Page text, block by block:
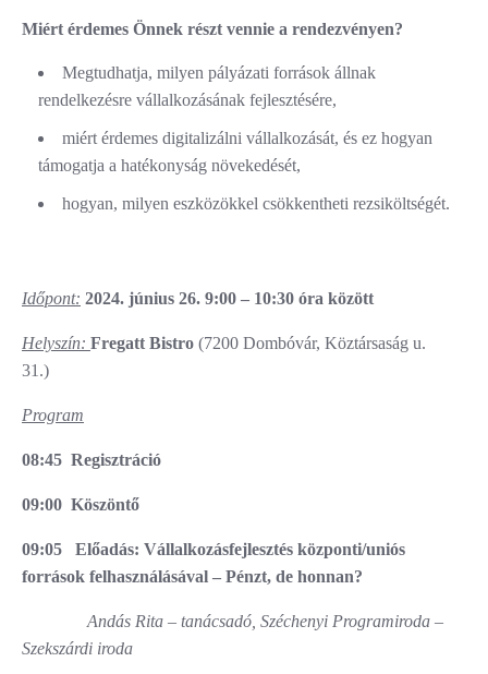
Miért érdemes Önnek részt vennie a rendezvényen?
Megtudhatja, milyen pályázati források állnak
rendelkezésre vállalkozásának fejlesztésére,
miért érdemes digitalizálni vállalkozását, és ez hogyan
támogatja a hatékonyság növekedését,
hogyan, milyen eszközökkel csökkentheti rezsiköltségét.
Időpont: 2024. június 26. 9:00 – 10:30 óra között
Helyszín: Fregatt Bistro (7200 Dombóvár, Köztársaság u.
31.)
Program
08:45 Regisztráció
09:00 Köszöntő
09:05
Előadás: Vállalkozásfejlesztés központi/uniós
források felhasználásával – Pénzt, de honnan?
Andás Rita – tanácsadó, Széchenyi Programiroda –
Szekszárdi iroda